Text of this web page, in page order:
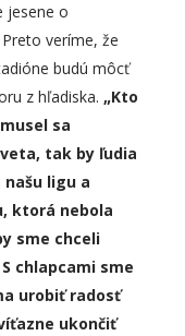
jesene o
veríme, že
budú môcť
z hľadiska. „Kto
sa
tak by ľudia
našu ligu a
ktorá nebola
sme chceli
chlapcami sme
urobiť radosť
ukončiť